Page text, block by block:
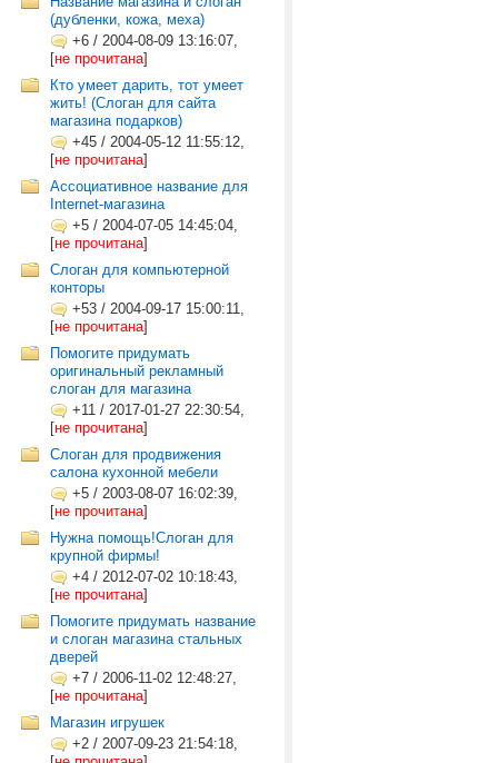
(дубленки, кожа, меха)
+6 / 2004-08-09 13:16:07,
[не прочитана]
Кто умеет дарить, тот умеет
жить! (Слоган для сайта
магазина подарков)
+45 / 2004-05-12 11:55:12,
[не прочитана]
Ассоциативное название для
Internet-магазина
+5 / 2004-07-05 14:45:04,
[не прочитана]
Слоган для компьютерной
конторы
+53 / 2004-09-17 15:00:11,
[не прочитана]
Помогите придумать
оригинальный рекламный
слоган для магазина
+11 / 2017-01-27 22:30:54,
[не прочитана]
Слоган для продвижения
салона кухонной мебели
+5 / 2003-08-07 16:02:39,
[не прочитана]
Нужна помощь!Слоган для
крупной фирмы!
+4 / 2012-07-02 10:18:43,
[не прочитана]
Помогите придумать название
и слоган магазина стальных
дверей
+7 / 2006-11-02 12:48:27,
[не прочитана]
Магазин игрушек
+2 / 2007-09-23 21:54:18,